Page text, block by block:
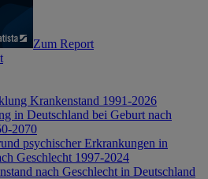
Zum Report
Krankenstand 1991-2026
in Deutschland bei Geburt nach
2070
psychischer Erkrankungen in
Geschlecht 1997-2024
nach Geschlecht in Deutschland